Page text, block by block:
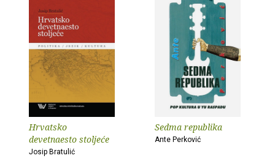
Hrvatsko
devetnaesto stoljeće
Josip Bratulić
Sedma republika
Ante Perković